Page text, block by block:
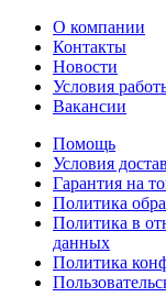
О компании
Контакты
Новости
Условия
Вакансии
Помощь
Условия
Гарантия на
Политика
Политика в
данных
Политика